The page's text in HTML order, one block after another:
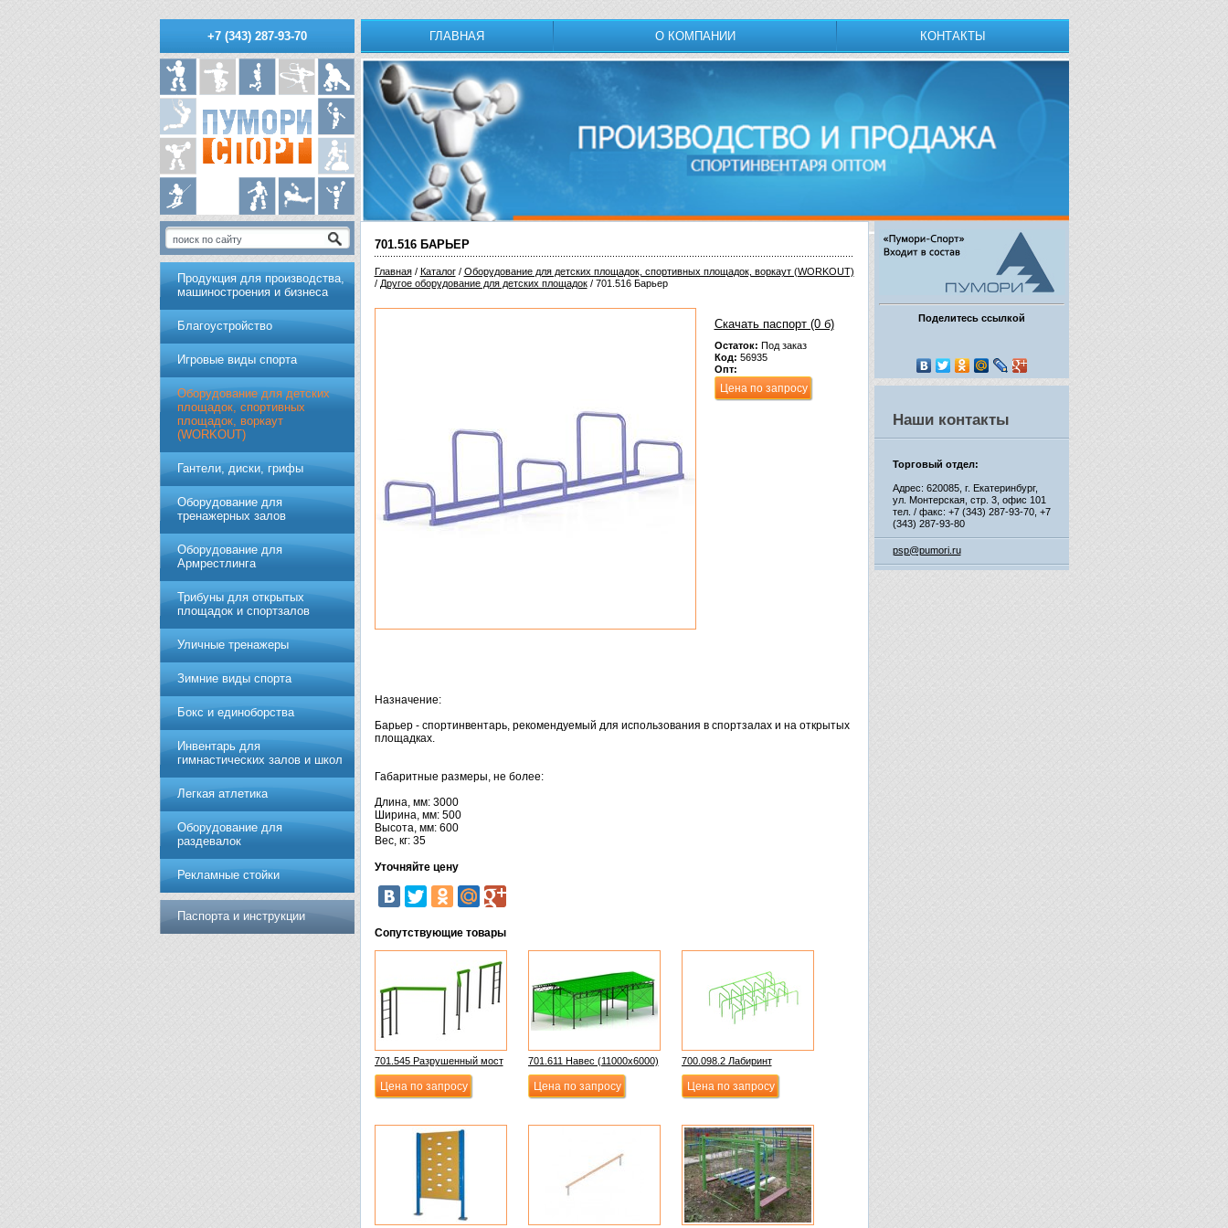
+7 (343) 287-93-70 ГЛАВНАЯ О КОМПАНИИ КОНТАКТЫ
701.516 БАРЬЕР
Главная/ Каталог/ Оборудование для детских площадок, спортивных площадок, воркаут (WORKOUT)
/ Другое оборудование для детских площадок/ 701.516 Барьер
Скачать паспорт (0 б)
Остаток: Под заказ
Код: 56935
Опт:
Цена по запросу
Назначение:
Барьер - спортинвентарь, рекомендуемый для использования в спортзалах и на открытых
площадках.
Габаритные размеры, не более:
Длина, мм: 3000
Ширина, мм: 500
Высота, мм: 600
Вес, кг: 35
Уточняйте цену
Сопутствующие товары
701.545 Разрушенный мост
Цена по запросу
701.611 Навес (11000х6000)
Цена по запросу
700.098.2 Лабиринт
Цена по запросу
Продукция для производства,
машиностроения и бизнеса
Благоустройство
Игровые виды спорта
Оборудование для детских
площадок, спортивных
площадок, воркаут
(WORKOUT)
Гантели, диски, грифы
Обoрудoвание для
трeнажерных залoв
Оборудование для
Армрестлинга
Трибуны для открытых
площадок и спортзалов
Уличные тренажеры
Зимние виды спорта
Бокс и единоборства
Инвентарь для
гимнастических залов и школ
Легкая атлетика
Оборудование для
раздевалок
Рекламные стойки
Паспорта и инструкции
Поделитесь ссылкой
Наши контакты
Торговый отдел:
Адрес: 620085, г. Екатеринбург,
ул. Монтерская, стр. 3, офис 101
тел. / факс: +7 (343) 287-93-70, +7
(343) 287-93-80
psp@pumori.ru